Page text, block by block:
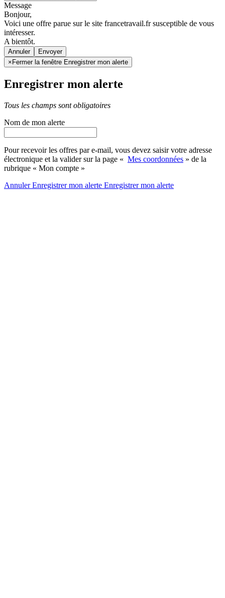
Message
Bonjour,
Voici une offre parue sur le site francetravail.fr susceptible de vous
intéresser.
A bientôt.
Annuler
× Fermer la fenêtre Enregistrer mon alerte
Enregistrer mon alerte
Tous les champs sont obligatoires
Nom de mon alerte
Pour recevoir les offres par e-mail, vous devez saisir votre adresse
électronique et la valider sur la page « Mes coordonnées » de la
rubrique « Mon compte »
AnnulerEnregistrer mon alerte Enregistrermon alerte